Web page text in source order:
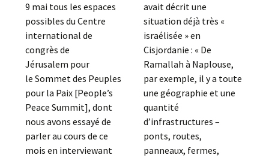
9 mai tous les espaces
possibles du Centre
international de
congrès de
Jérusalem pour
le Sommet des Peuples
pour la Paix [People’s
Peace Summit], dont
nous avons essayé de
parler au cours de ce
mois en interviewant
avait décrit une
situation déjà très «
israélisée » en
Cisjordanie : « De
Ramallah à Naplouse,
par exemple, il y a toute
une géographie et une
quantité
d’infrastructures –
ponts, routes,
panneaux, fermes,